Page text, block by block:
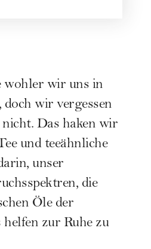
wohler wir uns in
wir vergessen
Das haken wir
und teeähnliche
unser
die
Öle der
zur Ruhe zu